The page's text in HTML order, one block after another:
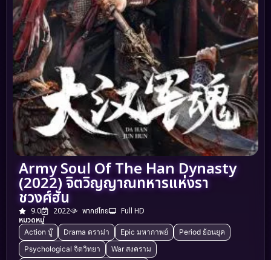
Army Soul Of The Han Dynasty
(2022) จิตวิญญาณทหารแห่งรา
ชวงศ์ฮัน
9.0 2022 พากย์ไทย
Full HD
หมวดหมู่
Action บู๊ Drama ดราม่า Epic มหากาพย์
Period ย้อนยุค
Psychological จิตวิทยา
War สงคราม